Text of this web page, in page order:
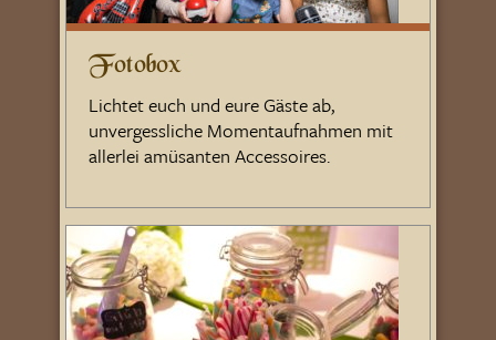
Fotobox
Lichtet euch und eure Gäste ab,
unvergessliche Momentaufnahmen mit
allerlei amüsanten Accessoires.